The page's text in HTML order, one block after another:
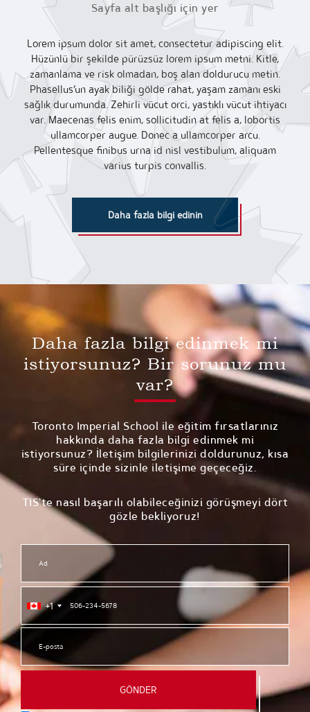
Sayfa alt başlığı için yer
Lorem ipsum dolor sit amet, consectetur adipiscing elit.
Hüzünlü bir şekilde pürüzsüz lorem ipsum metni. Kitle,
zamanlama ve risk olmadan, boş alan doldurucu metin.
Phasellus’un ayak biliği gölde rahat, yaşam zamanı eski
sağlık durumunda. Zehirli vücut orci, yastıklı vücut ihtiyacı
var. Maecenas felis enim, sollicitudin at felis a, lobortis
ullamcorper augue. Donec a ullamcorper arcu.
Pellentesque finibus urna id nisl vestibulum, aliquam
varius turpis convallis.
Daha fazla bilgi edinin
Daha fazla bilgi edinmek mi
istiyorsunuz? Bir sorunuz mu
var?
Toronto Imperial School ile eğitim fırsatlarınız
hakkında daha fazla bilgi edinmek mi
istiyorsunuz? İletişim bilgilerinizi doldurunuz, kısa
süre içinde sizinle iletişime geçeceğiz.
TIS'te nasıl başarılı olabileceğinizi görüşmeyi dört
gözle bekliyoruz!
+1
GÖNDER